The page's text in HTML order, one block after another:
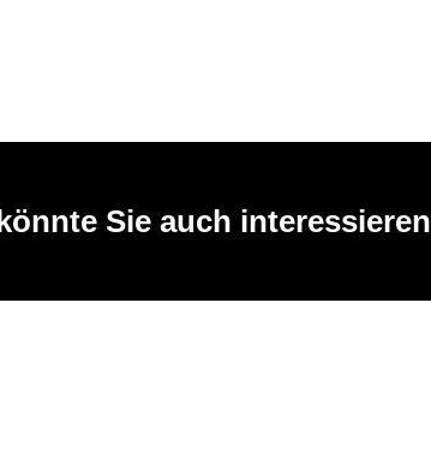
Sie auch interessieren